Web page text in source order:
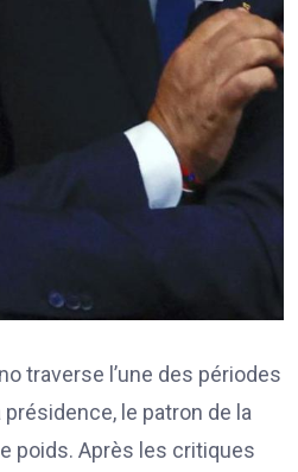
traverse l’une des périodes
le patron de la
poids. Après les critiques